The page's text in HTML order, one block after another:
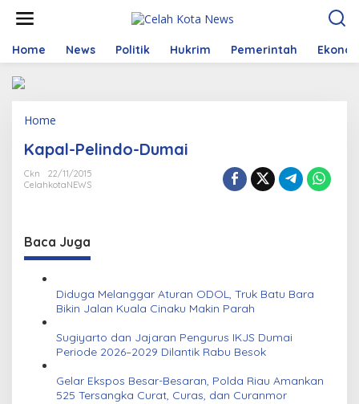
t
Home News Politik Hukrim Pemerintah
Home
t
c
h
Kapal-Pelindo-Dumai
Ckn
22/11/2015
CelahkotaNEWS
Baca Juga
Diduga Melanggar Aturan ODOL, Truk Batu Bara
Bikin Jalan Kuala Cinaku Makin Parah
Sugiyarto dan Jajaran Pengurus IKJS Dumai
Periode 2026–2029 Dilantik Rabu Besok
Gelar Ekspos Besar-Besaran, Polda Riau Amankan
525 Tersangka Curat, Curas, dan Curanmor